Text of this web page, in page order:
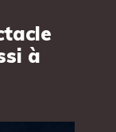
à